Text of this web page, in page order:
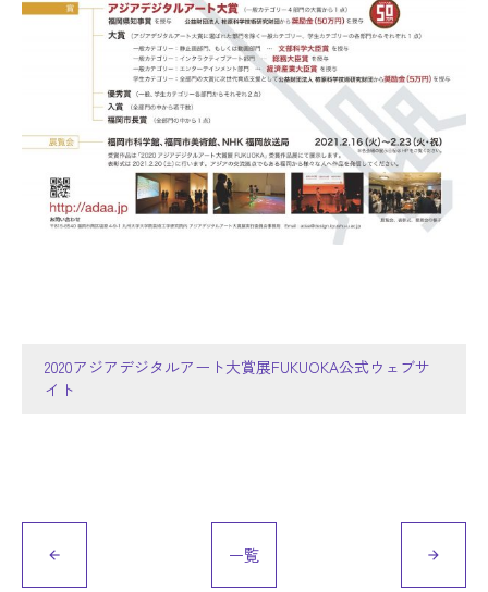
2020アジアデジタルアート大賞展FUKUOKA公式ウェブサ
イト
arrow_back 一覧 arrow_forward